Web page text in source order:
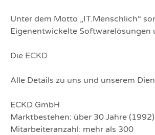
Unter dem Motto „IT.Menschlich“
Eigenentwickelte
Die ECKD
Alle Details zu uns und unserem
ECKD GmbH
Marktbestehen: über 30 Jahre (1992)
Mitarbeiteranzahl: mehr als 300